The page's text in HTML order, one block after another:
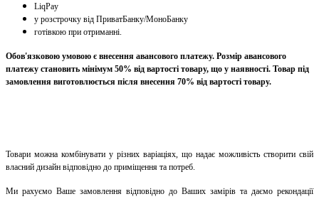
LiqPay
у розстрочку від ПриватБанку/МоноБанку
готівкою при отриманні.
Обов'язковою умовою є внесення авансового платежу. Розмір авансового
платежу становить мінімум 50% від вартості товару, що у наявності. Товар під
замовлення виготовлюється після внесення 70% від вартості товару.
Товари можна комбінувати у різних варіаціях, що надає можливість створити свій
власний дизайн відповідно до приміщення та потреб.
Ми рахуємо Ваше замовлення відповідно до Ваших замірів та даємо рекондації